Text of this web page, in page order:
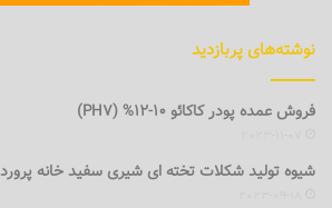
نوشته‌های پربازدید
فروش عمده پودر کاکائو 10-12% (PH7)
شیوه تولید شکلات تخته ای شیری سفید خانه پرورد